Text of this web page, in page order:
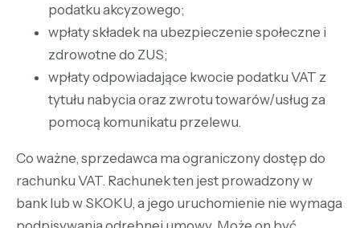
podatku akcyzowego;
wpłaty składek na ubezpieczenie społeczne i
zdrowotne do ZUS;
wpłaty odpowiadające kwocie podatku VAT z
tytułu nabycia oraz zwrotu towarów/usług za
pomocą komunikatu przelewu.
Co ważne, sprzedawca ma ograniczony dostęp do
rachunku VAT. Rachunek ten jest prowadzony w
bank lub w SKOKU, a jego uruchomienie nie wymaga